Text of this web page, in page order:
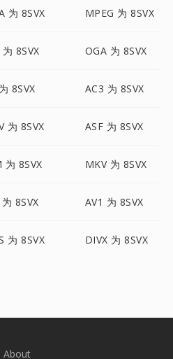
为 8SVX MPEG 为 8SVX
8SVX OGA 为 8SVX
8SVX AC3 为 8SVX
为 8SVX ASF 为 8SVX
为 8SVX MKV 为 8SVX
8SVX AV1 为 8SVX
为 8SVX DIVX 为 8SVX
About